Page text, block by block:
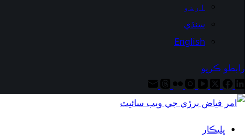
اردو
سنڌي
English
رابطو ڪريو
ڀليڪار